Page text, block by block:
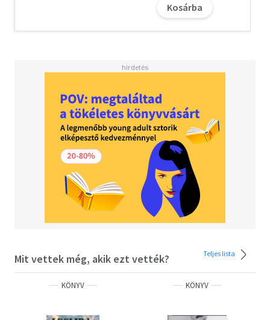
"A Bridgerton és az Enola Holmes tökéletes keveréke, a
Manning, író
Engedd, hogy magával ragadjon a rejtély és a romantika!
Szereted a Vörös pöttyös könyveket? Vidd haza
nyugodtan! Tetszeni fog.
NEM gyermekeknek szóló tartalom!
Kosárba
Mit vettek még, akik ezt vették? Teljes lista
KÖNYV KÖNYV